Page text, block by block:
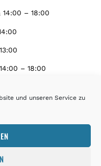
und unseren Service zu
– 18:00
– 18:00